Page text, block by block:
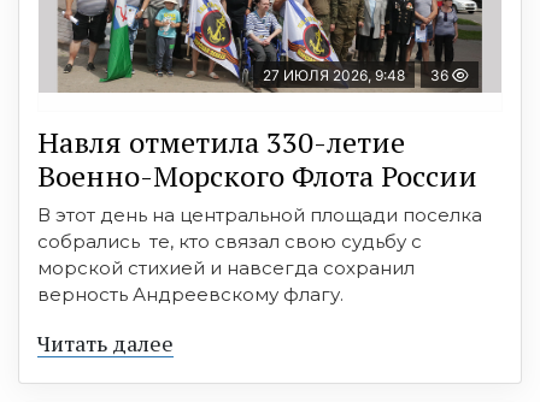
27 ИЮЛЯ 2026, 9:48 36
Навля отметила 330-летие
Военно-Морского Флота России
В этот день на центральной площади поселка
собрались те, кто связал свою судьбу с
морской стихией и навсегда сохранил
верность Андреевскому флагу.
Читать далее